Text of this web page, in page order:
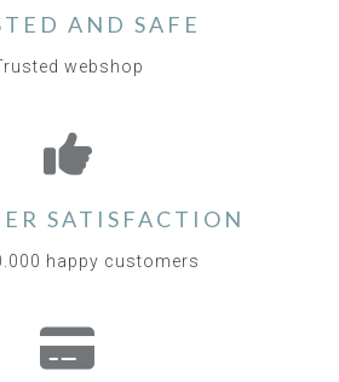
AND SAFE
webshop
SATISFACTION
happy customers